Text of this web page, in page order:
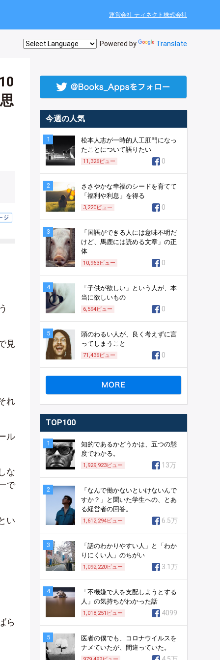
運営会社 ティネクト株式会社
Powered by Translate
見
れ
ル
な
で
い
ら
今週の人気
1
松本人志が一時的人工肛門になっ
たことについて語りたい
11,326ビュー 0
2
ささやかな幸福のシードを育てて
「福利や利息」を得る
3,220ビュー 0
3
「国語ができる人には意味不明だ
けど、馬鹿には読める文章」の正
体
10,963ビュー 0
4
「子供が欲しい」という人が、本
当に欲しいもの
6,594ビュー 0
5
頭のわるい人が、良く考えずに言
ってしまうこと
71,436ビュー 0
TOP100
1
知的であるかどうかは、五つの態
度でわかる。
1,929,923ビュー 13万
2
「なんで働かないといけないんで
すか？」と聞いた学生への、とあ
る経営者の回答。
1,612,294ビュー 6.5万
3
「話のわかりやすい人」と「わか
りにくい人」のちがい
1,092,220ビュー 3.1万
4
「不機嫌で人を支配しようとする
人」の気持ちがわかった話
1,018,251 ビュー 4099
5
医者の僕でも、コロナウイルスを
ナメていたが、間違っていた。